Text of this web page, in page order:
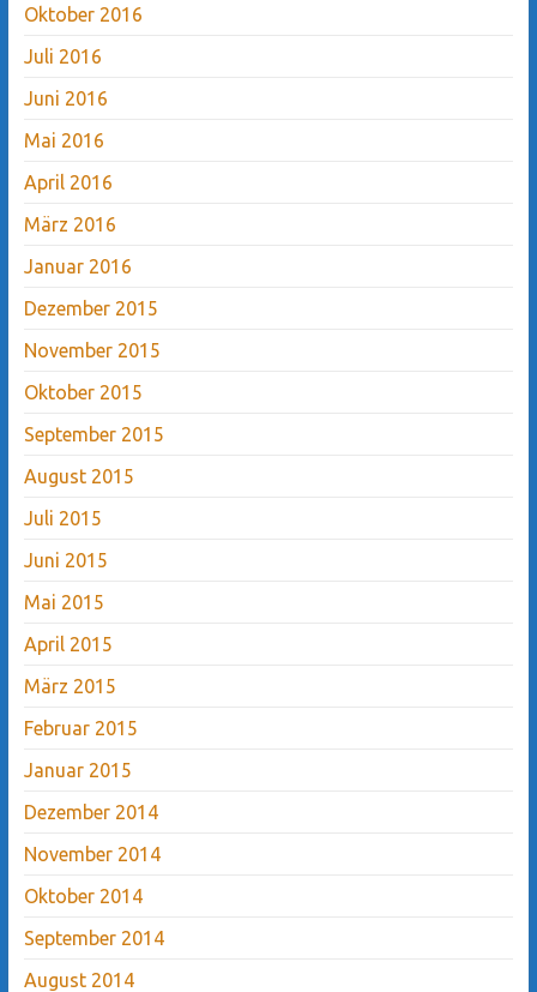
Oktober 2016
Juli 2016
Juni 2016
Mai 2016
April 2016
März 2016
Januar 2016
Dezember 2015
November 2015
Oktober 2015
September 2015
August 2015
Juli 2015
Juni 2015
Mai 2015
April 2015
März 2015
Februar 2015
Januar 2015
Dezember 2014
November 2014
Oktober 2014
September 2014
August 2014